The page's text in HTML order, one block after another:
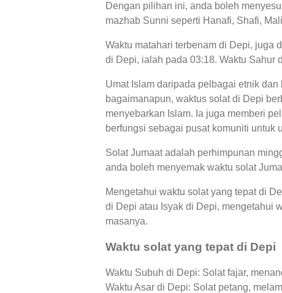
Dengan pilihan ini, anda boleh
mazhab Sunni seperti Hanafi, Shafi,
Waktu matahari terbenam di Depi, juga
di Depi, ialah pada 03:18. Waktu Sahur
Umat Islam daripada pelbagai etnik
bagaimanapun, waktus solat di Depi
menyebarkan Islam. Ia juga memberi
berfungsi sebagai pusat komuniti untuk
Solat Jumaat adalah perhimpunan
anda boleh menyemak waktu solat
Mengetahui waktu solat yang tepat di
di Depi atau Isyak di Depi, mengetahui
masanya.
Waktu solat yang tepat di Depi
Waktu Subuh di Depi: Solat fajar,
Waktu Asar di Depi: Solat petang,